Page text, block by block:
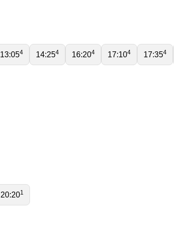
13:054 14:254 16:204 17:104 17:354
20:201